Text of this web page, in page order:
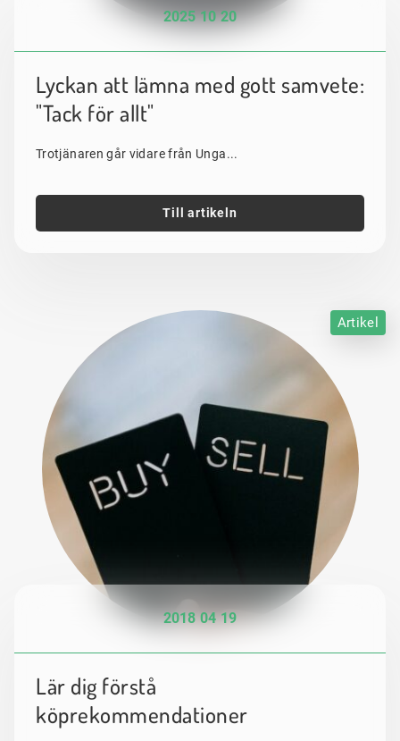
2025 10 20
Lyckan att lämna med gott samvete:
"Tack för allt"
Trotjänaren går vidare från Unga...
Till artikeln
Artikel
2018 04 19
Lär dig förstå
köprekommendationer